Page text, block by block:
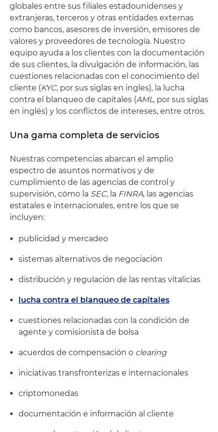
globales entre sus filiales estadounidenses y
extranjeras, terceros y otras entidades externas
como bancos, asesores de inversión, emisores de
valores y proveedores de tecnología. Nuestro
equipo ayuda a los clientes con la documentación
de sus clientes, la divulgación de información, las
cuestiones relacionadas con el conocimiento del
cliente (KYC, por sus siglas en ingles), la lucha
contra el blanqueo de capitales (AML, por sus siglas
en inglés) y los conflictos de intereses, entre otros.
Una gama completa de servicios
Nuestras competencias abarcan el amplio
espectro de asuntos normativos y de
cumplimiento de las agencias de control y
supervisión, cómo la SEC, la FINRA, las agencias
estatales e internacionales, entre los que se
incluyen:
publicidad y mercadeo
sistemas alternativos de negociación
distribución y regulación de las rentas vitalicias
lucha contra el blanqueo de capitales
cuestiones relacionadas con la condición de
agente y comisionista de bolsa
acuerdos de compensación o clearing
iniciativas transfronterizas e internacionales
criptomonedas
documentación e información al cliente